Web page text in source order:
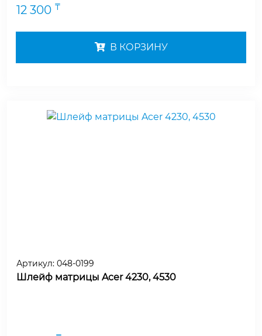
12 300 ₸
В КОРЗИНУ
Артикул: 048-0199
Шлейф матрицы Acer 4230, 4530